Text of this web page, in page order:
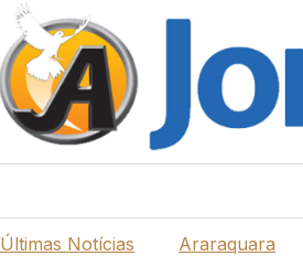
Últimas Notícias Araraquara